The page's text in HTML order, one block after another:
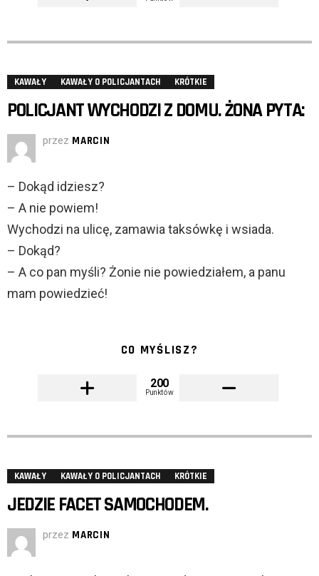
KAWAŁY KAWAŁY O POLICJANTACH KRÓTKIE
POLICJANT WYCHODZI Z DOMU. ŻONA PYTA:
przez MARCIN
– Dokąd idziesz?
– A nie powiem!
Wychodzi na ulicę, zamawia taksówkę i wsiada.
– Dokąd?
– A co pan myśli? Żonie nie powiedziałem, a panu
mam powiedzieć!
CO MYŚLISZ?
200
Punktów
KAWAŁY KAWAŁY O POLICJANTACH KRÓTKIE
JEDZIE FACET SAMOCHODEM.
przez MARCIN